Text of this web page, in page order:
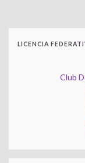
LICENCIA
Club